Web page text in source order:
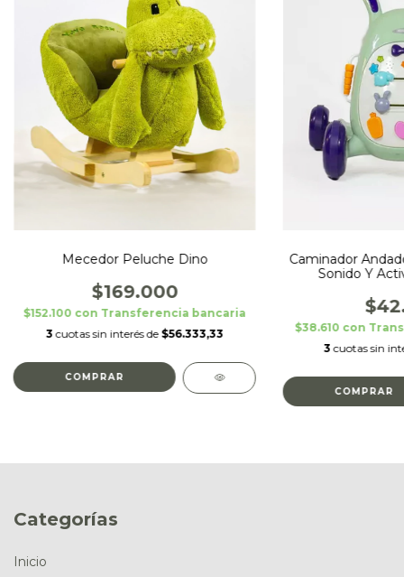
Mecedor Peluche Dino
$169.000
$152.100 con Transferencia bancaria
3 cuotas sin interés de $56.333,33
Caminador
Sonido Y
$38.610 con
3 cuotas sin
Categorías
Inicio